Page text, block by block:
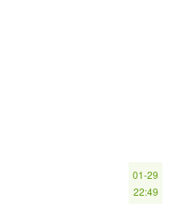
01-29
22:49